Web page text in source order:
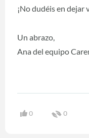
¡No dudéis en
Un abrazo,
Ana del equipo
0 0